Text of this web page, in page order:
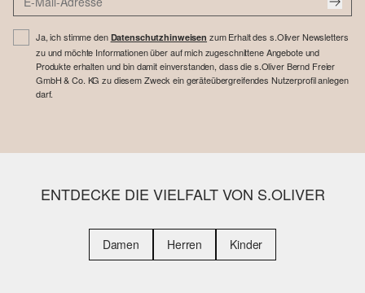
Ja, ich stimme den Datenschutzhinweisen zum Erhalt des s.Oliver Newsletters
zu und möchte Informationen über auf mich zugeschnittene Angebote und
Produkte erhalten und bin damit einverstanden, dass die s.Oliver Bernd Freier
GmbH & Co. KG zu diesem Zweck ein geräteübergreifendes Nutzerprofil anlegen
darf.
ENTDECKE DIE VIELFALT VON S.OLIVER
Damen Herren Kinder